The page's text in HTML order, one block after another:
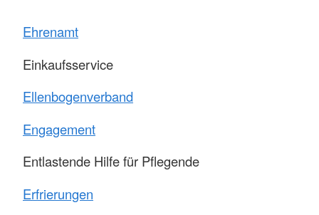
Ehrenamt
Einkaufsservice
Ellenbogenverband
Engagement
Entlastende Hilfe für Pflegende
Erfrierungen